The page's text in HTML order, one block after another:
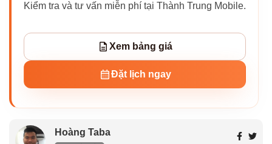
Kiểm tra và tư vấn miễn phí tại Thành Trung Mobile.
Xem bảng giá
Đặt lịch ngay
Hoàng Taba